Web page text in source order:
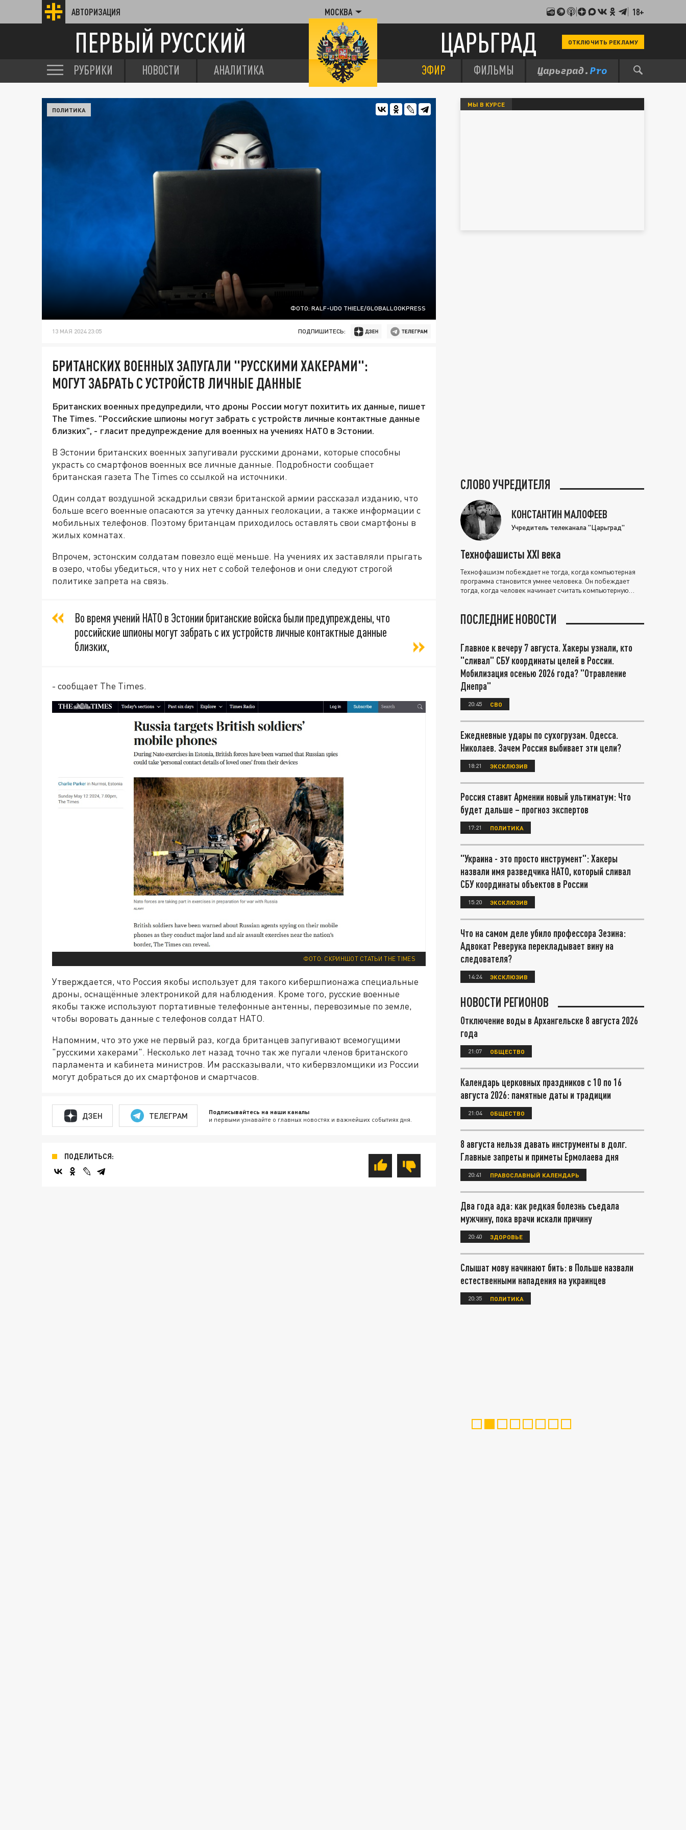
АВТОРИЗАЦИЯ МОСКВА 18+
ПЕРВЫЙ РУССКИЙ ЦАРЬГРАД ОТКЛЮЧИТЬ РЕКЛАМУ
РУБРИКИ НОВОСТИ АНАЛИТИКА ЭФИР ФИЛЬМЫ
ФОТО: RALF-UDO THIELE/GLOBALLOOKPRESS
ПОЛИТИКА
13 МАЯ 2024 23:05 ПОДПИШИТЕСЬ:
БРИТАНСКИХ ВОЕННЫХ ЗАПУГАЛИ "РУССКИМИ ХАКЕРАМИ":
МОГУТ ЗАБРАТЬ С УСТРОЙСТВ ЛИЧНЫЕ ДАННЫЕ
Британских военных предупредили, что дроны России могут похитить их данные, пишет
The Times. "Российские шпионы могут забрать с устройств личные контактные данные
близких", - гласит предупреждение для военных на учениях НАТО в Эстонии.
В Эстонии британских военных запугивали русскими дронами, которые способны
украсть со смартфонов военных все личные данные. Подробности сообщает
британская газета The Times со ссылкой на источники.
Один солдат воздушной эскадрильи связи британской армии рассказал изданию, что
больше всего военные опасаются за утечку данных геолокации, а также информации с
мобильных телефонов. Поэтому британцам приходилось оставлять свои смартфоны в
жилых комнатах.
Впрочем, эстонским солдатам повезло ещё меньше. На учениях их заставляли прыгать
в озеро, чтобы убедиться, что у них нет с собой телефонов и они следуют строгой
политике запрета на связь.
Во время учений НАТО в Эстонии британские войска были предупреждены, что
российские шпионы могут забрать с их устройств личные контактные данные
близких,
- сообщает The Times.
ФОТО: СКРИНШОТ СТАТЬИ THE TIMES
Утверждается, что Россия якобы использует для такого кибершпионажа специальные
дроны, оснащённые электроникой для наблюдения. Кроме того, русские военные
якобы также используют портативные телефонные антенны, перевозимые по земле,
чтобы воровать данные с телефонов солдат НАТО.
Напомним, что это уже не первый раз, когда британцев запугивают всемогущими
"русскими хакерами". Несколько лет назад точно так же пугали членов британского
парламента и кабинета министров. Им рассказывали, что кибервзломщики из России
могут добраться до их смартфонов и смартчасов.
ДЗЕН ТЕЛЕГРАМ Подписывайтесь на наши каналы
и первыми узнавайте о главных новостях и важнейших событиях дня.
ПОДЕЛИТЬСЯ:
МЫ В КУРСЕ
СЛОВО УЧРЕДИТЕЛЯ
КОНСТАНТИН МАЛОФЕЕВ
Учредитель телеканала "Царьград"
Технофашисты XXI века
Технофашизм побеждает не тогда, когда компьютерная
программа становится умнее человека. Он побеждает
тогда, когда человек начинает считать компьютерную
ПОСЛЕДНИЕ НОВОСТИ
Главное к вечеру 7 августа. Хакеры узнали, кто
"сливал" СБУ координаты целей в России.
Мобилизация осенью 2026 года? "Отравление
Днепра"
20:45 СВО
Ежедневные удары по сухогрузам. Одесса.
Николаев. Зачем Россия выбивает эти цели?
18:21 ЭКСКЛЮЗИВ
Россия ставит Армении новый ультиматум: Что
будет дальше – прогноз экспертов
17:21 ПОЛИТИКА
"Украина - это просто инструмент": Хакеры
назвали имя разведчика НАТО, который сливал
СБУ координаты объектов в России
15:20 ЭКСКЛЮЗИВ
Что на самом деле убило профессора Зезина:
Адвокат Реверука перекладывает вину на
следователя?
14:24 ЭКСКЛЮЗИВ
НОВОСТИ РЕГИОНОВ
Отключение воды в Архангельске 8 августа 2026
года
21:07 ОБЩЕСТВО
Календарь церковных праздников с 10 по 16
августа 2026: памятные даты и традиции
21:04 ОБЩЕСТВО
8 августа нельзя давать инструменты в долг.
Главные запреты и приметы Ермолаева дня
20:41 ПРАВОСЛАВНЫЙ КАЛЕНДАРЬ
Два года ада: как редкая болезнь съедала
мужчину, пока врачи искали причину
20:40 ЗДОРОВЬЕ
Слышат мову начинают бить: в Польше назвали
естественными нападения на украинцев
20:35 ПОЛИТИКА